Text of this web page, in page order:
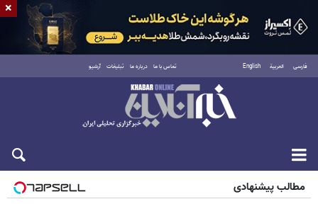
فارسی العربية English تماس با ما درباره ما تبلیغات آرشیو
پنجشنبه ۱۵ مرداد ۱۴۰۵
مطالب پیشنهادی
×